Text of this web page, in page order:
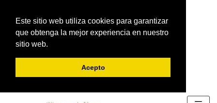
Este sitio web utiliza cookies para garantizar
que obtenga la mejor experiencia en nuestro
sitio web.
Acepto